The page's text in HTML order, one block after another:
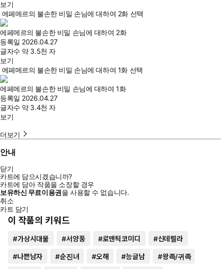
보기
에페메르의 불손한 비밀 손님에 대하여 2화 선택
에페메르의 불손한 비밀 손님에 대하여 2화
등록일 2026.04.27
글자수 약 3.5천 자
보기
에페메르의 불손한 비밀 손님에 대하여 1화 선택
에페메르의 불손한 비밀 손님에 대하여 1화
등록일 2026.04.27
글자수 약 3.4천 자
보기
더보기
안내
닫기
카트에 담으시겠습니까?
카트에 담아 작품을 소장할 경우
보유하신 무료이용권을 사용할 수 없습니다.
취소
카트 담기
이 작품의 키워드
#가상시대물 #서양풍 #로맨틱코미디 #신데렐라
#나쁜남자 #순진녀 #오해 #능글남 #왕족/귀족